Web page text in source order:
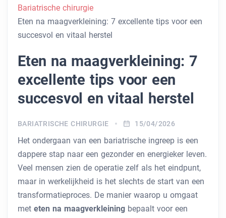
Bariatrische chirurgie
Eten na maagverkleining: 7 excellente tips voor een
succesvol en vitaal herstel
Eten na maagverkleining: 7
excellente tips voor een
succesvol en vitaal herstel
BARIATRISCHE CHIRURGIE 15/04/2026
Het ondergaan van een bariatrische ingreep is een
dappere stap naar een gezonder en energieker leven.
Veel mensen zien de operatie zelf als het eindpunt,
maar in werkelijkheid is het slechts de start van een
transformatieproces. De manier waarop u omgaat
met eten na maagverkleining bepaalt voor een